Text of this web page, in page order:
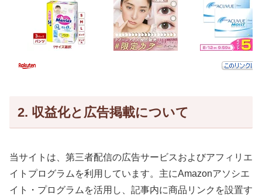
2. 収益化と広告掲載について
当サイトは、第三者配信の広告サービスおよびアフィリエ
イトプログラムを利用しています。主にAmazonアソシエ
イト・プログラムを活用し、記事内に商品リンクを設置す